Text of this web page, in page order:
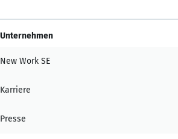
Unternehmen
New Work SE
Karriere
Presse